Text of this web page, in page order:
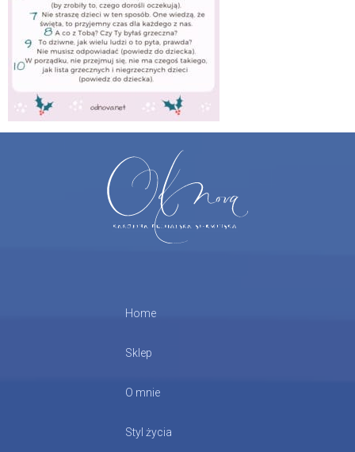
Home
Sklep
O mnie
Styl życia